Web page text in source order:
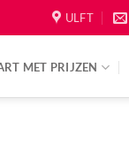
ULFT
MET PRIJZEN